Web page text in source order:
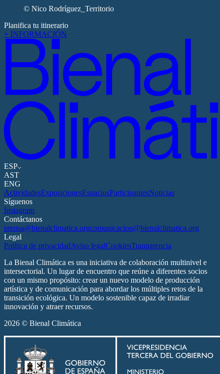
© Nico Rodríguez_Territorio
Planifica tu itinerario
+ INFORMACIÓN
ESP
AST
ENG
ActividadesExposicionesEspaciosParticipantesNoticias
Síguenos
Instagram
Contáctanos
prensa@bienalclimatica.orgcomunicacion@bienalclimatica.org
Legal
Política de privacidadAviso legalCookiesTranparencia
La Bienal Climática es una iniciativa de colaboración multinivel e
intersectorial. Un lugar de encuentro que reúne a diferentes socios
con un mismo propósito: crear un nuevo modelo de producción
artística y de comunicación para abordar los múltiples retos de la
transición ecológica. Un modelo sostenible capaz de irradiar
innovación y atraer recursos.
2026 © Bienal Climática